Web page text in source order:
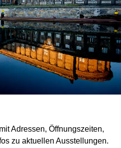
Adressen, Öffnungszeiten,
zu aktuellen Ausstellungen.